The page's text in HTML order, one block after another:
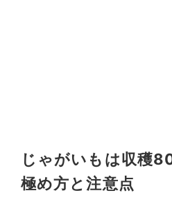
じゃがいもは収穫
極め方と注意点